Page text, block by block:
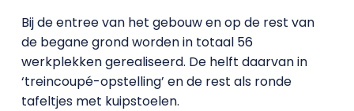
Bij de entree van het gebouw en op de rest van
de begane grond worden in totaal 56
werkplekken gerealiseerd. De helft daarvan in
‘treincoupé-opstelling’ en de rest als ronde
tafeltjes met kuipstoelen.